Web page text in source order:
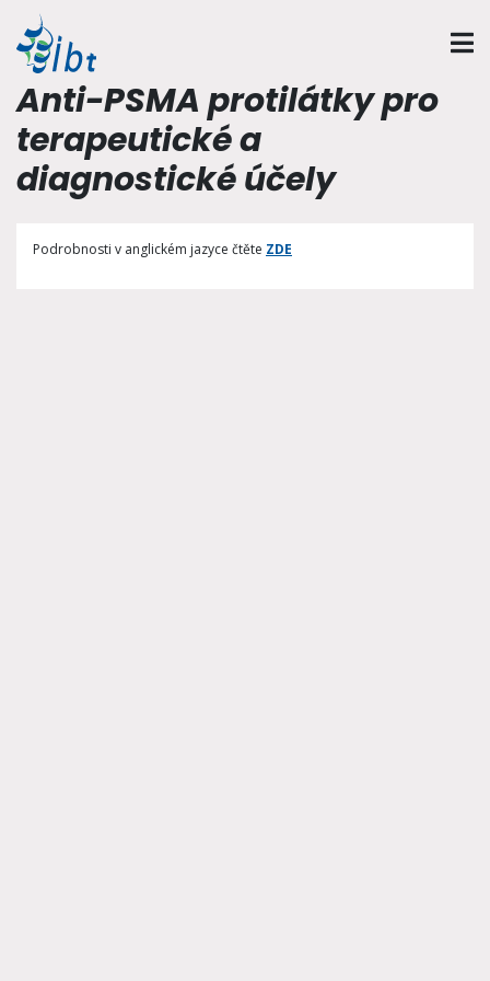
Anti-PSMA protilátky pro
terapeutické a
diagnostické účely
Podrobnosti v anglickém jazyce čtěte ZDE